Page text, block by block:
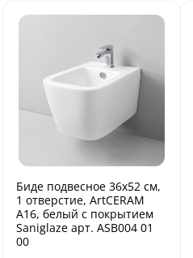
Биде подвесное 36х52 см,
1 отверстие, ArtCERAM
A16, белый с покрытием
Saniglaze арт. ASB004 01
00